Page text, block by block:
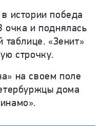
истории победа
и поднялась
таблице. «Зенит»
строчку.
на своем поле
дома